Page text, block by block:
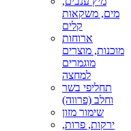
מים, משקאות
קלים
ארוחות
מוכנות, מוצרים
מוגמרים
למחצה
תחליפי בשר
וחלב (פרווה)
שימור מזון
ירקות, פרות,